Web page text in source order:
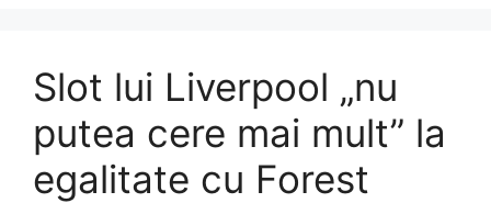
Slot lui Liverpool „nu
putea cere mai mult” la
egalitate cu Forest